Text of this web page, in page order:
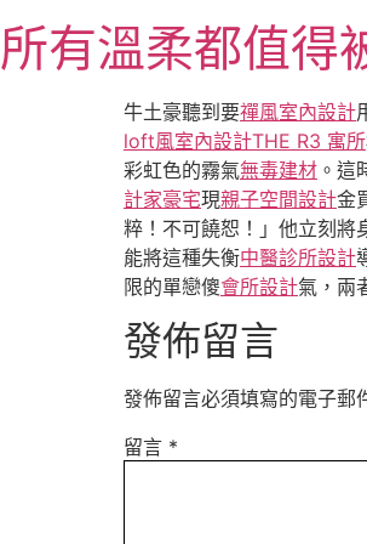
至
主所有溫柔都值得
牛土豪聽到要禪風室內設計
loft風室內設計THE R3 寓所
彩虹色的霧氣無毒建材 。這
計家豪宅現親子空間設計金
粹！不可饒恕！」他立刻將
能將這種失衡中醫診所設計
限的單戀傻會所設計氣，兩
發佈留言
發佈留言必須填寫的電子郵
留言 *